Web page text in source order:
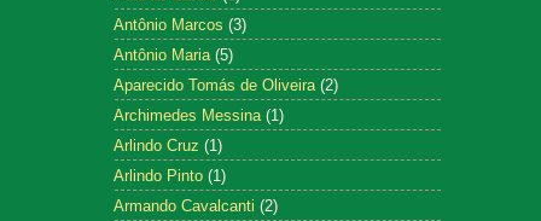
Antônio Marcos (3)
Antônio Maria (5)
Aparecido Tomás de Oliveira (2)
Archimedes Messina (1)
Arlindo Cruz (1)
Arlindo Pinto (1)
Armando Cavalcanti (2)